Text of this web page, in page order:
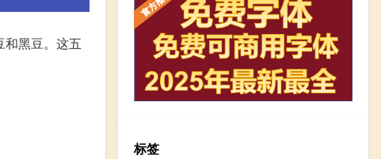
和黑豆。这五
标签